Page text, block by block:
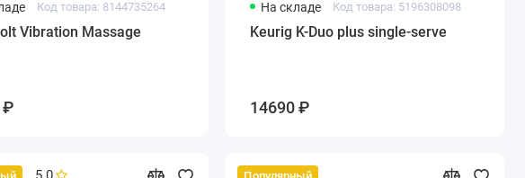
Код товара: 8144735264
Vibration Massage
₽
На складе Код товара: 5196308098
Keurig K-Duo plus single-serve
14690 ₽